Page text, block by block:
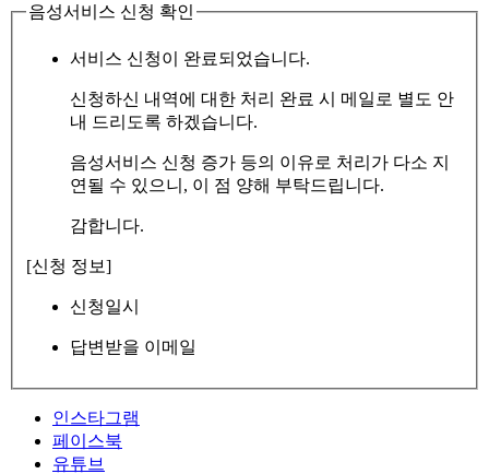
음성서비스 신청 확인
서비스 신청이 완료되었습니다.
신청하신 내역에 대한 처리 완료 시 메일로 별도 안
내 드리도록 하겠습니다.
음성서비스 신청 증가 등의 이유로 처리가 다소 지
연될 수 있으니, 이 점 양해 부탁드립니다.
감합니다.
[신청 정보]
신청일시
답변받을 이메일
인스타그램
페이스북
유튜브